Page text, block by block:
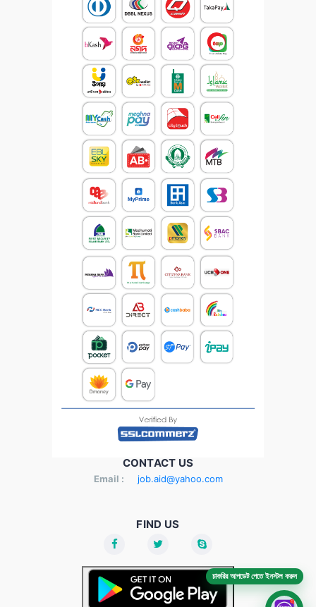
CONTACT US
Email : job.aid@yahoo.com
FIND US
চাকরির আপডেট পেতে ইনস্টল করুন